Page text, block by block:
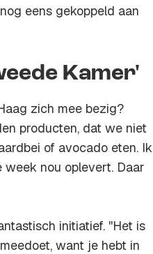
eens gekoppeld aan
Kamer'
zich mee bezig?
producten, dat we niet
of avocado eten. Ik
nou oplevert. Daar
initiatief. ''Het is
want je hebt in